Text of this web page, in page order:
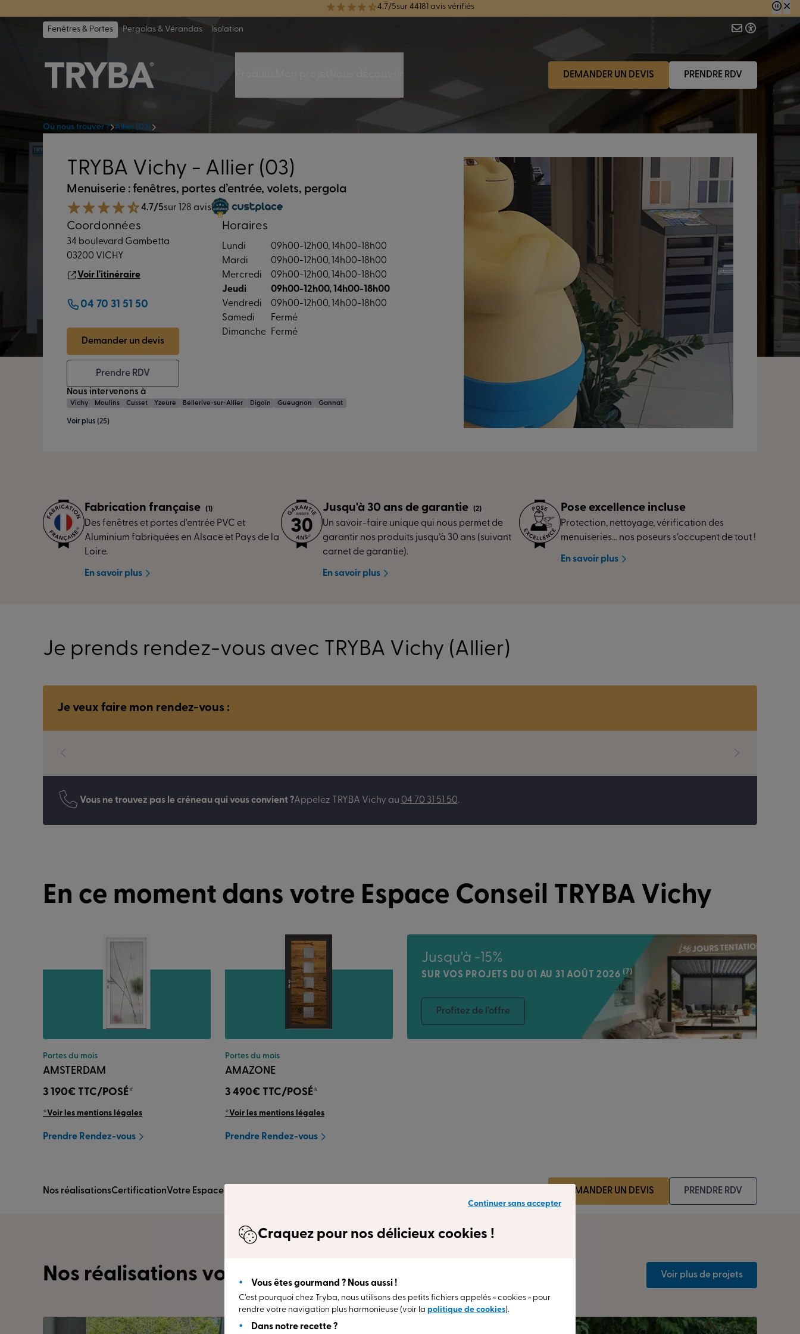
TRYBA a été réélue Meilleure Enseigne de Menuiserie de l'année pour la 7ème année consécutive.
Fenêtres & Portes Pergolas & Vérandas Isolation
DEMANDER UN DEVIS PRENDRE RDV
Où nous trouver ? Allier (03)
TRYBA Vichy - Allier (03)
Menuiserie : fenêtres, portes d’entrée, volets, pergola
4.7/5sur 128 avis
Coordonnées
34 boulevard Gambetta
03200 VICHY
Voir l'itinéraire
04 70 31 51 50
Demander un devis
Prendre RDV
Horaires
Lundi
09h00-12h00, 14h00-18h00
Mardi
09h00-12h00, 14h00-18h00
Mercredi
09h00-12h00, 14h00-18h00
Jeudi
09h00-12h00, 14h00-18h00
Vendredi
09h00-12h00, 14h00-18h00
Samedi
Fermé
Dimanche
Fermé
Nous intervenons à
Vichy Moulins Cusset Yzeure Bellerive-sur-Allier Digoin Gueugnon Gannat
Voir plus (25)
Fabrication française (1)
Des fenêtres et portes d'entrée PVC et
Aluminium fabriquées en Alsace et Pays de la
Loire.
En savoir plus
Jusqu'à 30 ans de garantie (2)
Un savoir-faire unique qui nous permet de
garantir nos produits jusqu’à 30 ans (suivant
carnet de garantie).
En savoir plus
Pose excellence incluse
Protection, nettoyage, vérification des
menuiseries… nos poseurs s’occupent de tout !
En savoir plus
Je prends rendez-vous avec TRYBA Vichy (Allier)
Je veux faire mon rendez-vous :
Vous ne trouvez pas le créneau qui vous convient ?Appelez TRYBA Vichy au 04 70 31 51 50.
En ce moment dans votre Espace Conseil TRYBA Vichy
Portes du mois
AMSTERDAM
3 190€ TTC/POSÉ*
*Voir les mentions légales
Prendre Rendez-vous
Portes du mois
AMAZONE
3 490€ TTC/POSÉ*
*Voir les mentions légales
Prendre Rendez-vous
Jusqu'à -15%
SUR VOS PROJETS DU 01 AU 31 AOÛT 2026(7)
Profitez de l'offre
Nos réalisationsCertificationVotre Espace Conseil DEMANDER UN DEVIS PRENDRE RDV
Nos réalisations vous inspirent Voir plus de projets
Continuer sans accepter
Craquez pour nos délicieux cookies !
Vous êtes gourmand ? Nous aussi !
C’est pourquoi chez Tryba, nous utilisons des petits fichiers appelés « cookies » pour
rendre votre navigation plus harmonieuse (voir la politique de cookies).
Dans notre recette ?